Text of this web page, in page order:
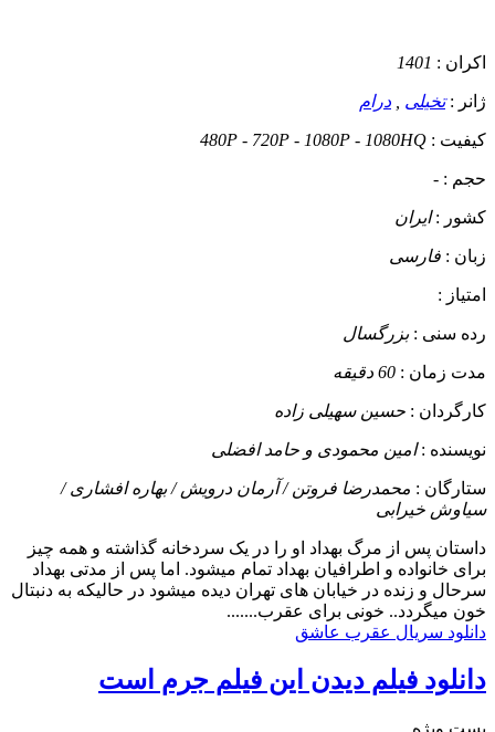
اکران : 1401
ژانر :تخیلی درام
کیفیت : 480P - 720P - 1080P - 1080HQ
حجم : -
کشور :ایران
زبان : فارسی
امتیاز :
رده سنی :بزرگسال
مدت زمان : 60 دقیقه
کارگردان : حسین سهیلی زاده
نویسنده :امین محمودی و حامد افضلی
ستارگان : محمدرضا فروتن / آرمان درویش / بهاره افشاری /
سیاوش خیرابی
داستان پس از مرگ بهداد او را در یک سردخانه گذاشته و همه چیز
برای خانواده و اطرافیان بهداد تمام میشود. اما پس از مدتی بهداد
سرحال و زنده در خیابان های تهران دیده میشود در حالیکه به دنبتال
خون میگردد.. خونی برای عقرب.......
دانلود سریال عقرب عاشق
دانلود فیلم دیدن این فیلم جرم است
پست ويژه